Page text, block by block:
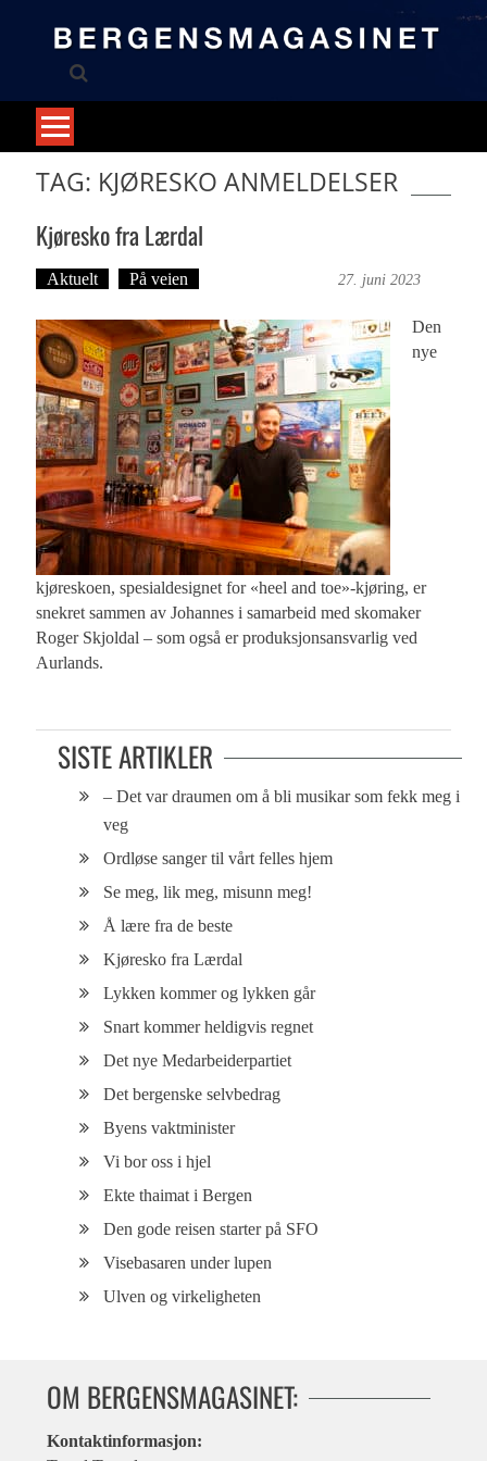
TAG: KJØRESKO ANMELDELSER
Kjøresko fra Lærdal
Aktuelt På veien 27. juni 2023
Den
nye
kjøreskoen, spesialdesignet for «heel and toe»-kjøring, er
snekret sammen av Johannes i samarbeid med skomaker
Roger Skjoldal – som også er produksjonsansvarlig ved
Aurlands.
SISTE ARTIKLER
– Det var draumen om å bli musikar som fekk meg i
veg
Ordløse sanger til vårt felles hjem
Se meg, lik meg, misunn meg!
Å lære fra de beste
Kjøresko fra Lærdal
Lykken kommer og lykken går
Snart kommer heldigvis regnet
Det nye Medarbeiderpartiet
Det bergenske selvbedrag
Byens vaktminister
Vi bor oss i hjel
Ekte thaimat i Bergen
Den gode reisen starter på SFO
Visebasaren under lupen
Ulven og virkeligheten
OM BERGENSMAGASINET:
Kontaktinformasjon: